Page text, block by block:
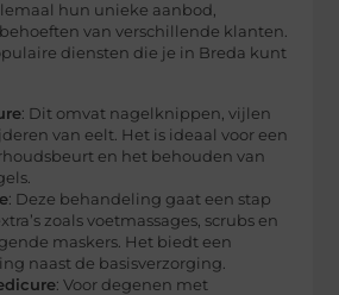
hun unieke aanbod,
van verschillende klanten.
diensten die je in Breda kunt
: Dit omvat nagelknippen, vijlen
van eelt. Het is ideaal voor een
en het behouden van
: Deze behandeling gaat een stap
zoals voetmassages, scrubs en
maskers. Het biedt een
naast de basisverzorging.
: Voor degenen met